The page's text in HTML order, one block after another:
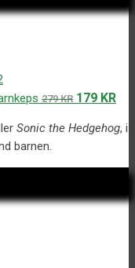
279KR Det
priset
279 kr.
179 KRDet
Sonic the Hedgehog, i
barnen.